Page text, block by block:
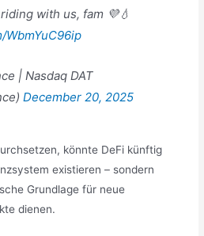
with us, fam 💜💧
| Nasdaq DAT
December 20, 2025
könnte DeFi künftig
existieren – sondern
Grundlage für neue
dienen.